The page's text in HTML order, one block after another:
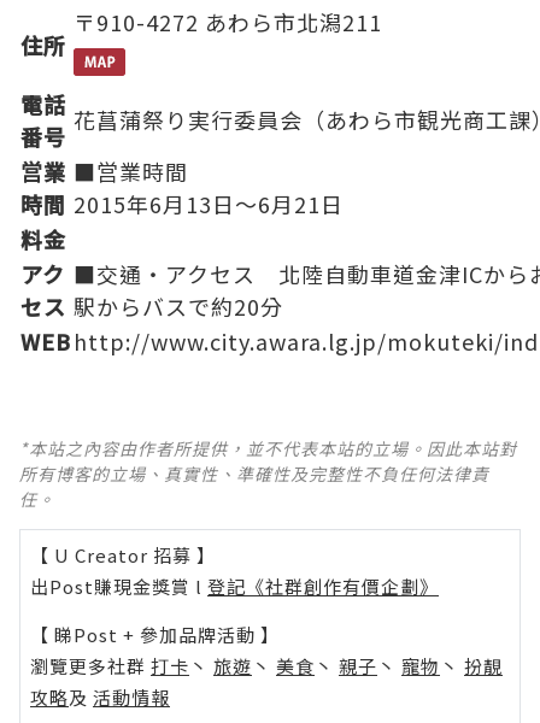
住所
〒910-4272 あわら市北潟211
電話
番号
花菖蒲祭り実行委員会（あわら市観光商工
営業
時間
■営業時間
2015年6月13日～6月21日
料金
アク
セス
■交通・アクセス 北陸自動車道金津ICから
駅からバスで約20分
WEBhttp://www.city.awara.lg.jp/mokuteki/
*本站之內容由作者所提供，並不代表本站的立場。因此本站對
所有博客的立場、真實性、準確性及完整性不負任何法律責
任。
【 U Creator 招募 】
出Post賺現金獎賞 l 登記《社群創作有價企劃》
【 睇Post + 參加品牌活動 】
瀏覽更多社群 打卡 丶 旅遊 丶 美食 丶 親子 丶 寵物 丶 扮靚
攻略及 活動情報